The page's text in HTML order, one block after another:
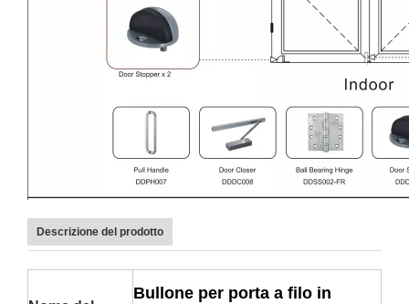
Descrizione del prodotto
Bullone per porta a filo in